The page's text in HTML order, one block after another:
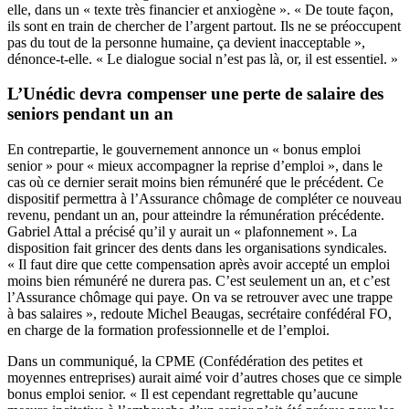
elle, dans un « texte très financier et anxiogène ». « De toute façon,
ils sont en train de chercher de l’argent partout. Ils ne se préoccupent
pas du tout de la personne humaine, ça devient inacceptable »,
dénonce-t-elle. « Le dialogue social n’est pas là, or, il est essentiel. »
L’Unédic devra compenser une perte de salaire des
seniors pendant un an
En contrepartie, le gouvernement annonce un « bonus emploi
senior » pour « mieux accompagner la reprise d’emploi », dans le
cas où ce dernier serait moins bien rémunéré que le précédent. Ce
dispositif permettra à l’Assurance chômage de compléter ce nouveau
revenu, pendant un an, pour atteindre la rémunération précédente.
Gabriel Attal a précisé qu’il y aurait un « plafonnement ». La
disposition fait grincer des dents dans les organisations syndicales.
« Il faut dire que cette compensation après avoir accepté un emploi
moins bien rémunéré ne durera pas. C’est seulement un an, et c’est
l’Assurance chômage qui paye. On va se retrouver avec une trappe
à bas salaires », redoute Michel Beaugas, secrétaire confédéral FO,
en charge de la formation professionnelle et de l’emploi.
Dans un communiqué, la CPME (Confédération des petites et
moyennes entreprises) aurait aimé voir d’autres choses que ce simple
bonus emploi senior. « Il est cependant regrettable qu’aucune